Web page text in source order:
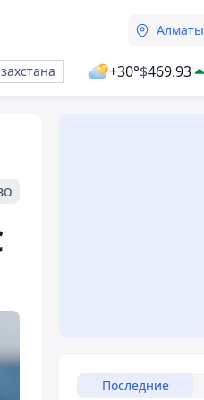
Алматы
+30°$469.93
Последние